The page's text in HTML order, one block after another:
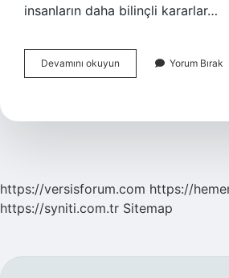
insanların daha bilinçli kararlar…
Devamını okuyun
Dersi
Katar
Yorum Bırak
https://versisforum.com https://
https://syniti.com.tr Sitemap